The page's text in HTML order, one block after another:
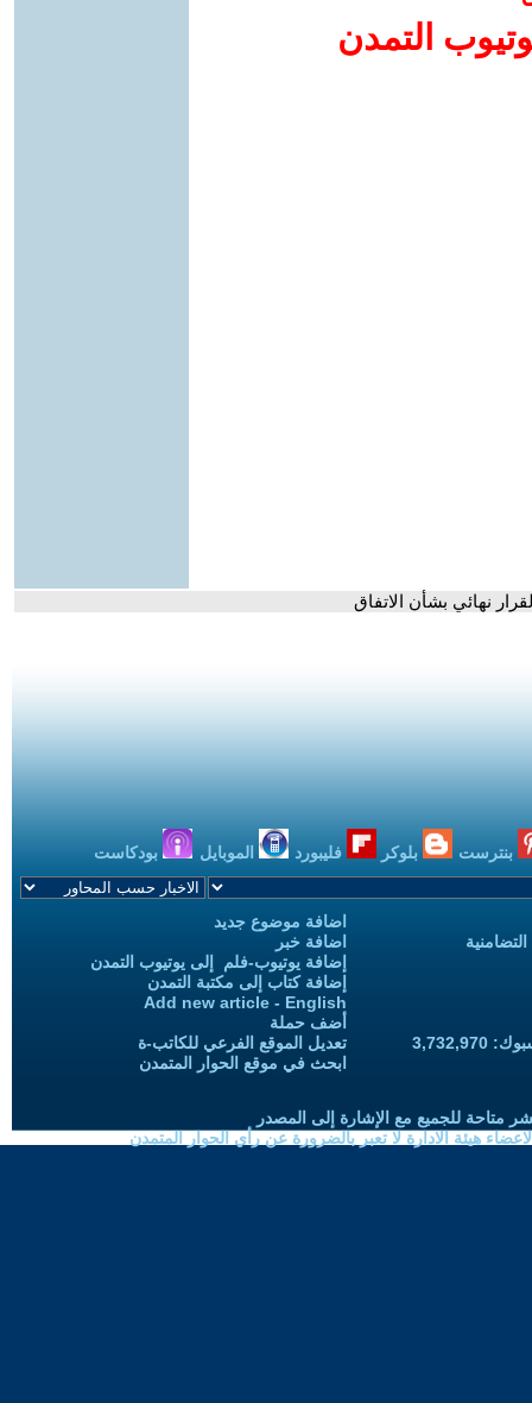
التمدن
نهائي بشأن الاتفاق
بنترست بلوكر فليبورد الموبايل بودكاست
اضافة موضوع جديد
اضافة خبر
إضافة يوتيوب-فلم إلى يوتيوب التمدن
إضافة كتاب إلى مكتبة التمدن
Add new article - English
أضف حملة
تعديل الموقع الفرعي للكاتب-ة
ابحث في موقع الحوار المتمدن
متاحة للجميع مع الإشارة إلى المصدر
هيئة الادارة لا تعبر بالضرورة عن رأي الحوار المتمدن